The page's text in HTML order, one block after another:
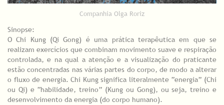
Companhia Olga Roriz
Sinopse:
O Chi Kung (Qi Gong) é uma prática terapêutica em que se
realizam exercícios que combinam movimento suave e respiração
controlada, e na qual a atenção e a visualização do praticante
estão concentradas nas várias partes do corpo, de modo a alterar
o fluxo de energia. Chi Kung significa literalmente “energia” (Chi
ou Qi) e “habilidade, treino” (Kung ou Gong), ou seja, treino e
desenvolvimento da energia (do corpo humano).